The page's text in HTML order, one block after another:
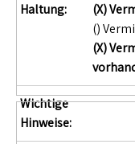
Haltung:
(X)
()
(X)
Wichtige
Hinweise: